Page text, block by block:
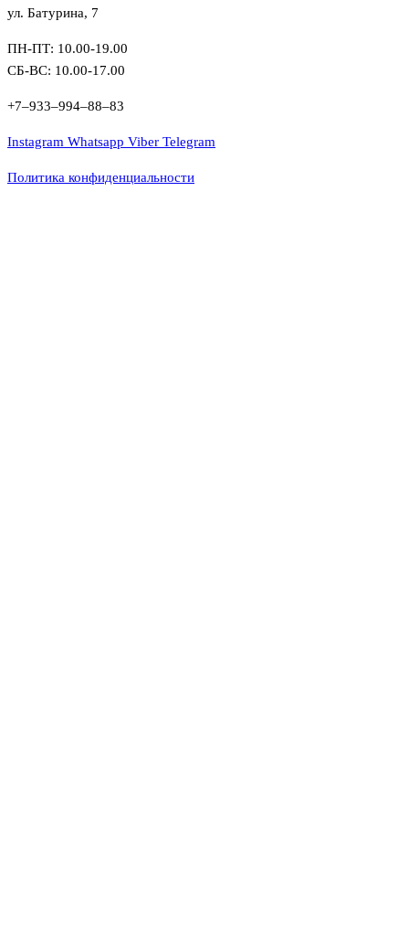
ул. Батурина, 7
ПН-ПТ: 10.00-19.00
СБ-ВС: 10.00-17.00
+7‒933‒994‒88‒83
Instagram Whatsapp Viber Telegram
Политика конфиденциальности